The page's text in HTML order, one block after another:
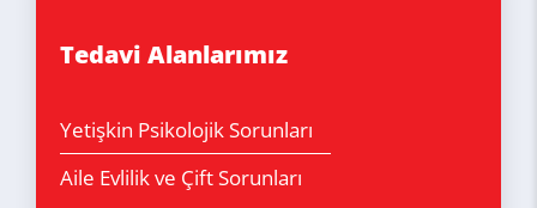
Tedavi Alanlarımız
Yetişkin Psikolojik Sorunları
Aile Evlilik ve Çift Sorunları